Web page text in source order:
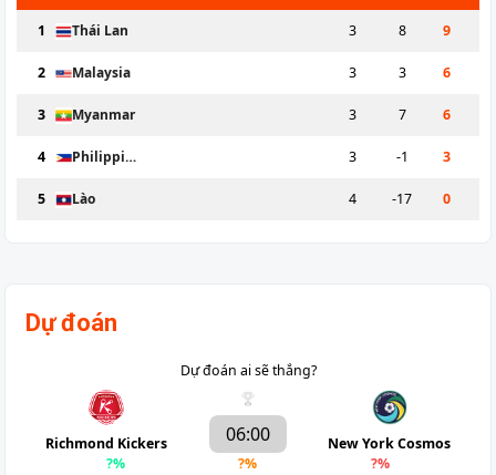
1 Thái Lan 3 8 9
2 Malaysia 3 3 6
3 Myanmar 3 7 6
4 Philippines 3 -1 3
5 Lào 4 -17 0
Dự đoán
Dự đoán ai sẽ thắng?
Richmond Kickers 06:00
New York Cosmos
?% ?% ?%